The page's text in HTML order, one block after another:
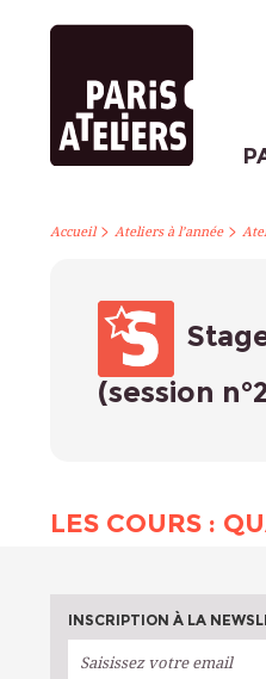
Accueil> Ateliers à l’année>
(session
LES COURS :
INSCRIPTION À LA